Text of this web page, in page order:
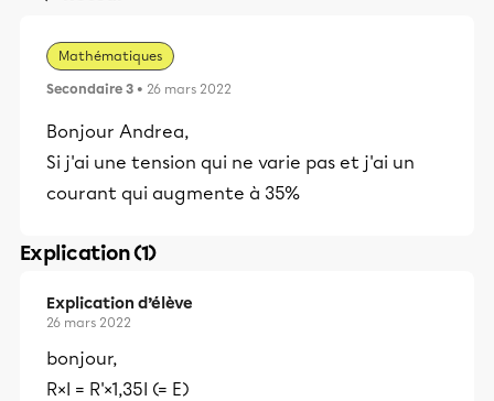
Mathématiques
Secondaire 3 • 26 mars 2022
Bonjour Andrea,
Si j'ai une tension qui ne varie pas et j'ai un
courant qui augmente à 35%
Explication (1)
Explication d’élève
26 mars 2022
bonjour,
R×I = R'×1,35I (= E)